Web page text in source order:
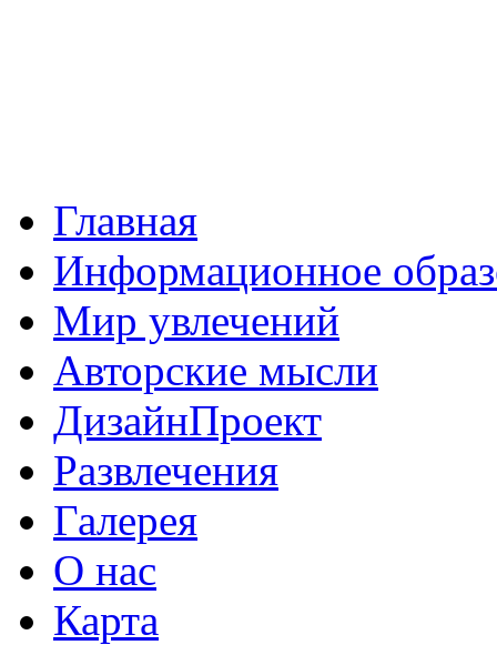
Главная
Информационное
Мир увлечений
Авторские мысли
ДизайнПроект
Развлечения
Галерея
О нас
Карта